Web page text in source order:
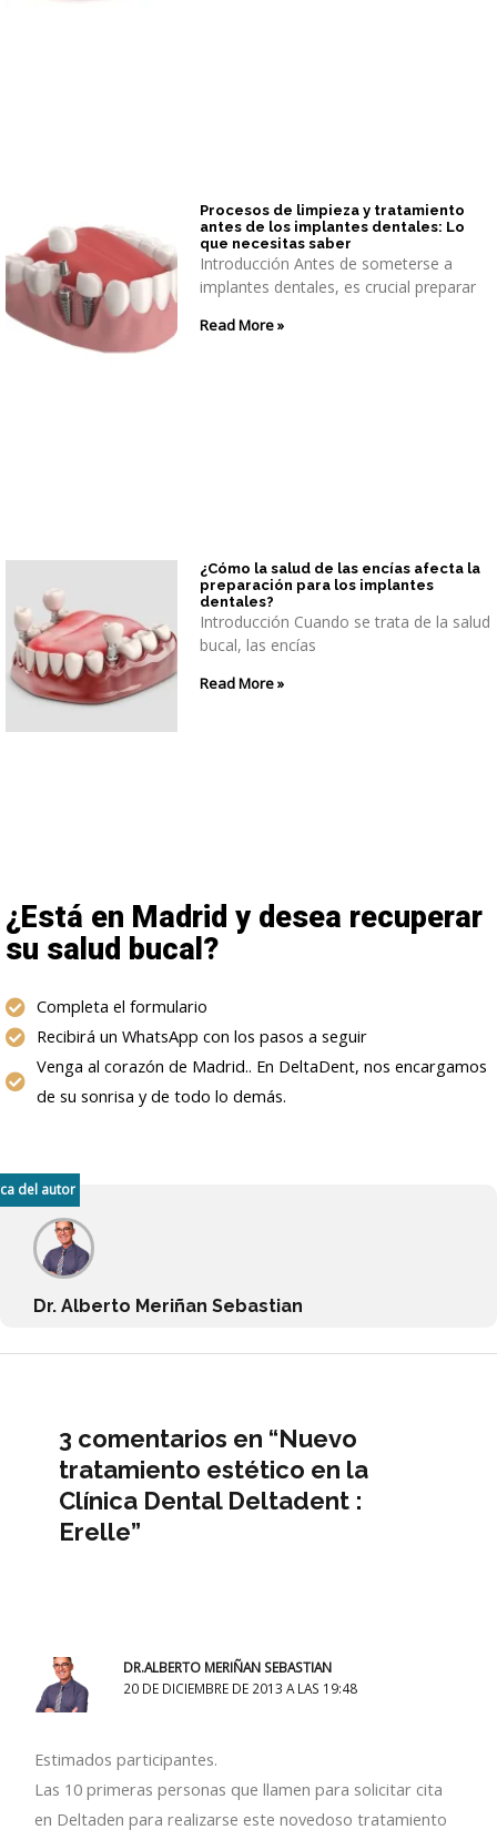
Procesos de limpieza y tratamiento
antes de los implantes dentales: Lo
que necesitas saber
Introducción Antes de someterse a
implantes dentales, es crucial preparar
Read More »
¿Cómo la salud de las encías afecta la
preparación para los implantes
dentales?
Introducción Cuando se trata de la salud
bucal, las encías
Read More »
¿Está en Madrid y desea recuperar
su salud bucal?
Completa el formulario
Recibirá un WhatsApp con los pasos a seguir
Venga al corazón de Madrid.. En DeltaDent, nos encargamos
de su sonrisa y de todo lo demás.
del autor
Dr. Alberto Meriñan Sebastian
3 comentarios en “Nuevo
tratamiento estético en la
Clínica Dental Deltadent :
Erelle”
DR.ALBERTO MERIÑAN SEBASTIAN
20 DE DICIEMBRE DE 2013 A LAS 19:48
Estimados participantes.
Las 10 primeras personas que llamen para solicitar cita
en Deltaden para realizarse este novedoso tratamiento